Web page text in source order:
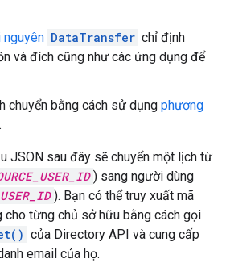
nguyên DataTransfer chỉ định
và đích cũng như các ứng dụng để
chuyển bằng cách sử dụng phương
.
JSON sau đây sẽ chuyển một lịch từ
) sang người dùng
). Bạn có thể truy xuất mã
cho từng chủ sở hữu bằng cách gọi
của Directory API và cung cấp
email của họ.